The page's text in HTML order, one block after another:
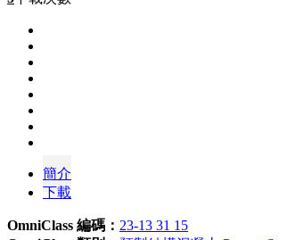
簡介
下載
OmniClass 編碼： 23-13 31 15